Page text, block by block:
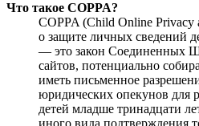
Что такое COPPA?
COPPA (Child Online Privacy
о защите личных сведений
— это закон Соединенных
сайтов, потенциально
иметь письменное
юридических опекунов для
детей младше тринадцати
иного вида подтверждения